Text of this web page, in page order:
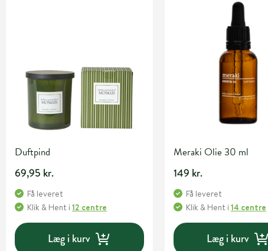
Duftpind
69,95 kr.
Få leveret
Klik & Hent i 12 centre
Læg i kurv
Meraki Olie 30 ml
149 kr.
Få leveret
Klik & Hent i 14 centre
Læg i kurv